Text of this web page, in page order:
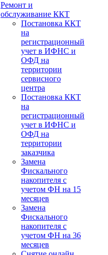
Ремонт и
обслуживание ККТ
Постановка ККТ
на
регистрационный
учет в ИФНС и
ОФД на
территории
сервисного
центра
Постановка ККТ
на
регистрационный
учет в ИФНС и
ОФД на
территории
заказчика
Замена
Фискального
накопителя с
учетом ФН на 15
месяцев
Замена
Фискального
накопителя с
учетом ФН на 36
месяцев